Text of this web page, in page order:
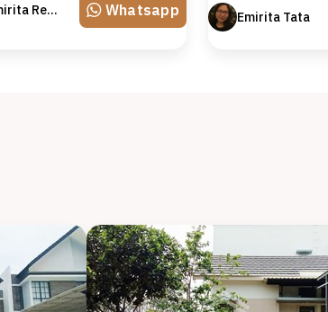
Emirita Redland Whatsapp Emirita Tata